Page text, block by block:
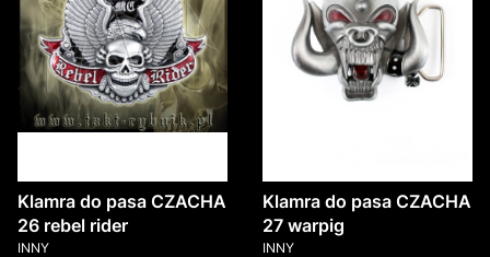
Klamra do pasa CZACHA
26 rebel rider
PRODUCENT
INNY
Klamra do pasa CZACHA
27 warpig
PRODUCENT
INNY